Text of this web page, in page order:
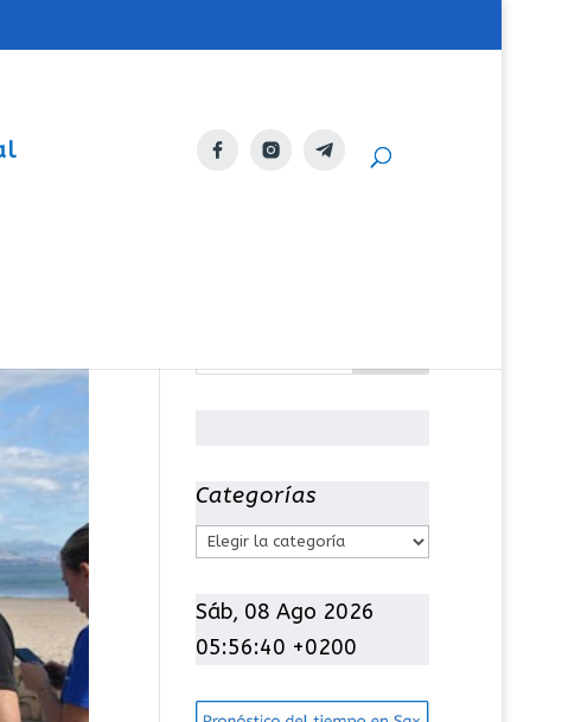
Categorías
C
t
e
o
Sáb, 08 Ago 2026
05:56:41 +0200